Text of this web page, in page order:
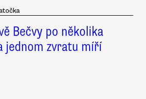
Bečvy po několika
jednom zvratu míří